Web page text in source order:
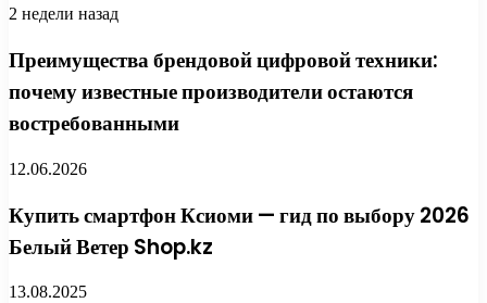
2 недели назад
Преимущества брендовой цифровой техники:
почему известные производители остаются
востребованными
12.06.2026
Купить смартфон Ксиоми — гид по выбору 2026
Белый Ветер Shop.kz
13.08.2025